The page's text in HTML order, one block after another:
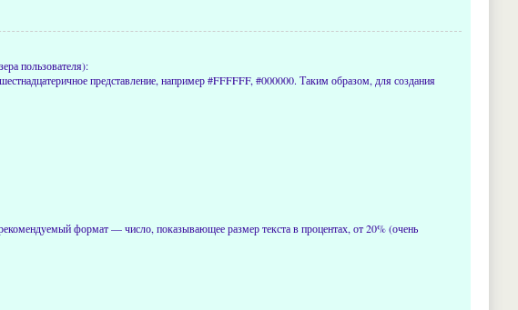
пользователя):
представление, например #FFFFFF, #000000. Таким образом, для создания
формат — число, показывающее размер текста в процентах, от 20% (очень